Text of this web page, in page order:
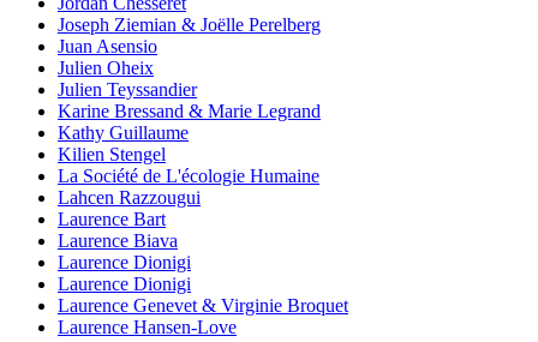
Joseph Ziemian & Joëlle Perelberg
Juan Asensio
Julien Oheix
Julien Teyssandier
Karine Bressand & Marie Legrand
Kathy Guillaume
Kilien Stengel
La Société de L'écologie Humaine
Lahcen Razzougui
Laurence Bart
Laurence Biava
Laurence Dionigi
Laurence Dionigi
Laurence Genevet & Virginie Broquet
Laurence Hansen-Love